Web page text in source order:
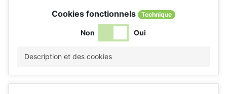
Cookies fonctionnels Technique
Non Oui
Description et des cookies